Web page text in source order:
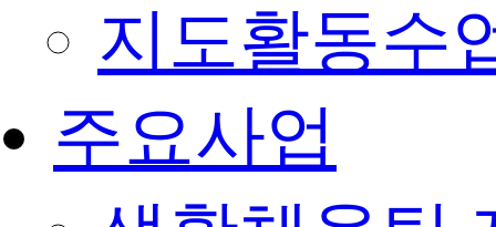
지도활동수
주요사업